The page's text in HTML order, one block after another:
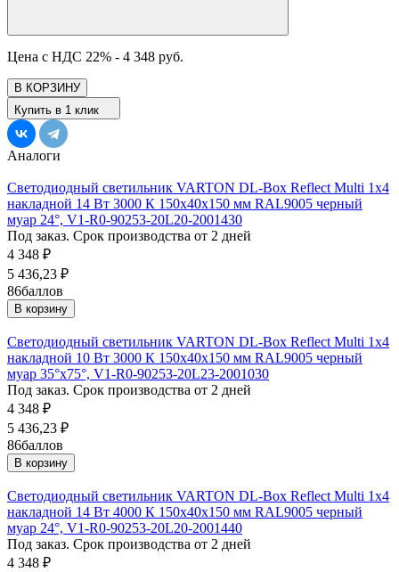
Цена с НДС 22% - 4 348 руб.
В КОРЗИНУ
Купить в 1 клик
Аналоги
Светодиодный светильник VARTON DL-Box Reflect Multi 1x4
накладной 14 Вт 3000 К 150х40х150 мм RAL9005 черный
муар 24°, V1-R0-90253-20L20-2001430
Под заказ. Срок производства от 2 дней
4 348 ₽
5 436,23 ₽
86баллов
В корзину
Светодиодный светильник VARTON DL-Box Reflect Multi 1x4
накладной 10 Вт 3000 К 150х40х150 мм RAL9005 черный
муар 35°x75°, V1-R0-90253-20L23-2001030
Под заказ. Срок производства от 2 дней
4 348 ₽
5 436,23 ₽
86баллов
В корзину
Светодиодный светильник VARTON DL-Box Reflect Multi 1x4
накладной 14 Вт 4000 К 150х40х150 мм RAL9005 черный
муар 24°, V1-R0-90253-20L20-2001440
Под заказ. Срок производства от 2 дней
4 348 ₽